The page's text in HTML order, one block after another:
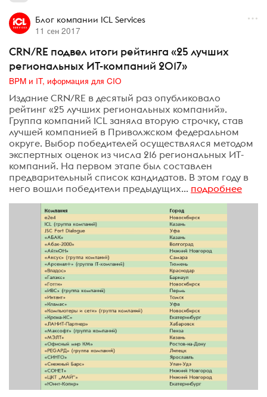
Блог компании ICL Services
11 сен 2017
CRN/RE подвел итоги рейтинга «25 лучших
региональных ИТ-компаний 2017»
BPM и IT, иформация для CIO
Издание CRN/RE в десятый раз опубликовало
рейтинг «25 лучших региональных компаний».
Группа компаний ICL заняла вторую строчку, став
лучшей компанией в Приволжском федеральном
округе. Выбор победителей осуществлялся методом
экспертных оценок из числа 216 региональных ИТ-
компаний. На первом этапе был составлен
предварительный список кандидатов. В этом году в
него вошли победители предыдущих... подробнее